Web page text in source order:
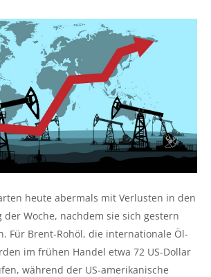
heute abermals mit Verlusten in den
der Woche, nachdem sie sich gestern
Für Brent-Rohöl, die internationale Öl-
im frühen Handel etwa 72 US-Dollar
während der US-amerikanische